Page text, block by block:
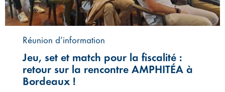
Réunion d’information
Jeu, set et match pour la fiscalité :
retour sur la rencontre AMPHITÉA à
Bordeaux !